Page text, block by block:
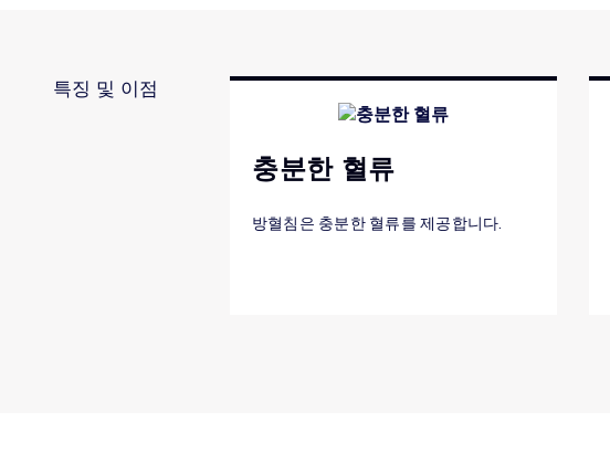
특징 및 이점
충분한 혈류
방혈침은 충분한 혈류를 제공합니다.